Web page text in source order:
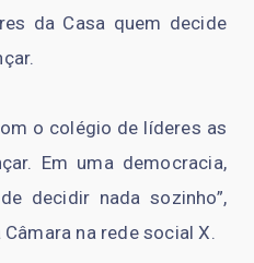
da Casa quem decide
o colégio de líderes as
Em uma democracia,
decidir nada sozinho”,
na rede social X.